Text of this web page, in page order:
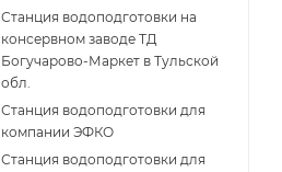
Станция водоподготовки на
консервном заводе ТД
Богучарово-Маркет в Тульской
обл.
Станция водоподготовки для
компании ЭФКО
Станция водоподготовки для